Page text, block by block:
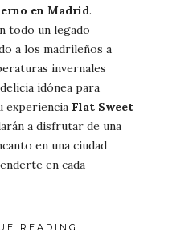
en Madrid.
todo un legado
a los madrileños a
invernales
idónea para
experiencia Flat Sweet
a disfrutar de una
en una ciudad
en cada
READING